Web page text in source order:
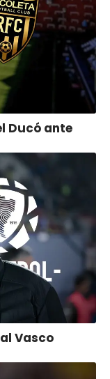
Ducó ante
Vasco